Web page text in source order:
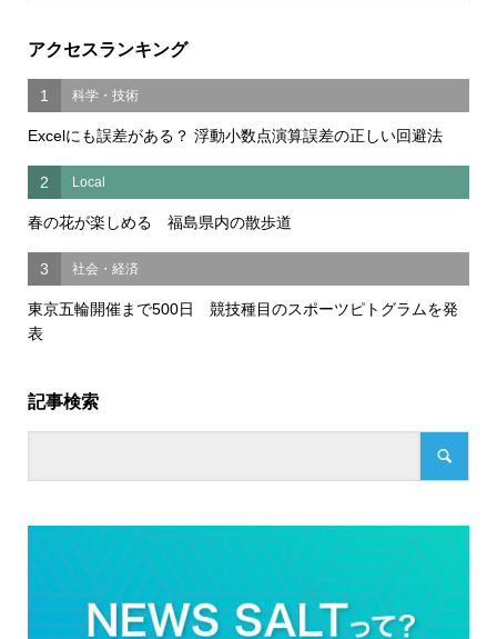
アクセスランキング
1 科学・技術
Excelにも誤差がある？ 浮動小数点演算誤差の正しい回避法
2 Local
春の花が楽しめる 福島県内の散歩道
3 社会・経済
東京五輪開催まで500日 競技種目のスポーツピトグラムを発
表
記事検索